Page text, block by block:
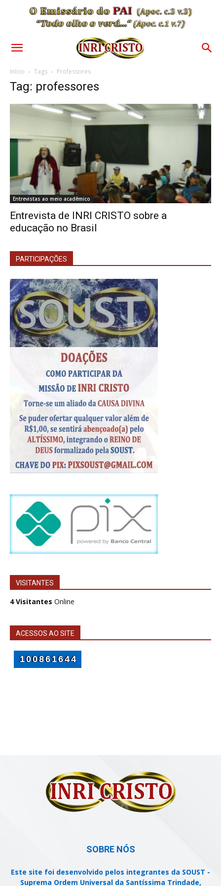
Início Tags Professores
Tag: professores
Entrevistas ao meio acadêmico
Entrevista de INRI CRISTO sobre a
educação no Brasil
PARTICIPAÇÕES
VISITANTES
4 Visitantes Online
ACESSOS AO SITE
SOBRE NÓS
Este site foi desenvolvido pelos integrantes da SOUST -
Suprema Ordem Universal da Santíssima Trindade,